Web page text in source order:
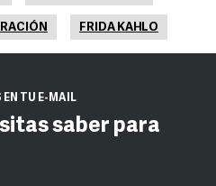
FRIDA KAHLO
EN TU E-MAIL
saber para